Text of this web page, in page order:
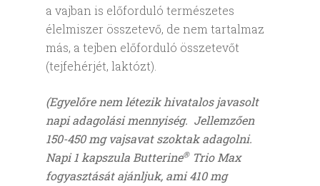
a vajban is előforduló természetes
élelmiszer összetevő, de nem tartalmaz
más, a tejben előforduló összetevőt
(tejfehérjét, laktózt).
(Egyelőre nem létezik hivatalos javasolt
napi adagolási mennyiség. Jellemzően
150-450 mg vajsavat szoktak adagolni.
Napi 1 kapszula Butterine®Trio Max
fogyasztását ajánljuk, ami 410 mg